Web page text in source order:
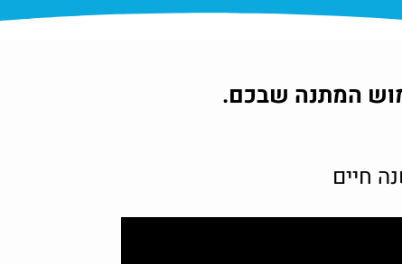
המתנה שבכם.
חיים